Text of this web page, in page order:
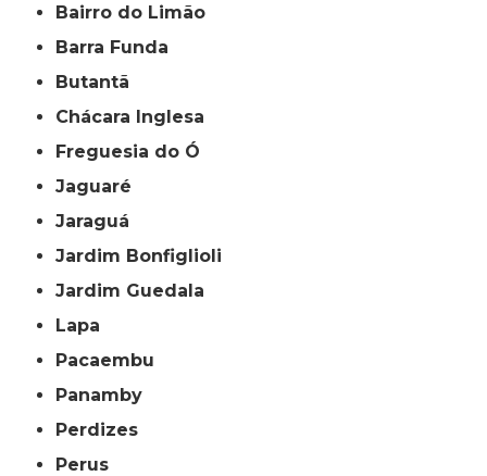
Bairro do Limão
Barra Funda
Butantã
Chácara Inglesa
Freguesia do Ó
Jaguaré
Jaraguá
Jardim Bonfiglioli
Jardim Guedala
Lapa
Pacaembu
Panamby
Perdizes
Perus